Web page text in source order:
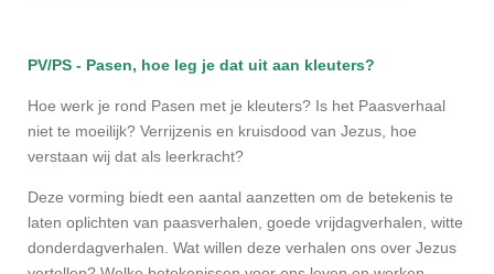
PV/PS - Pasen, hoe leg je dat uit aan kleuters?
Hoe werk je rond Pasen met je kleuters? Is het Paasverhaal
niet te moeilijk? Verrijzenis en kruisdood van Jezus, hoe
verstaan wij dat als leerkracht?
Deze vorming biedt een aantal aanzetten om de betekenis te
laten oplichten van paasverhalen, goede vrijdagverhalen, witte
donderdagverhalen. Wat willen deze verhalen ons over Jezus